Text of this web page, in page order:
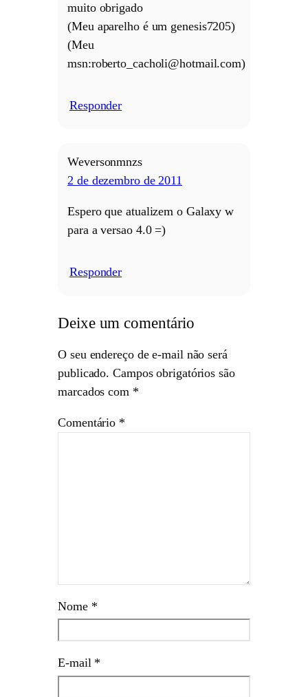
muito obrigado
(Meu aparelho é um genesis7205)
(Meu
msn:roberto_cacholi@hotmail.com)
Responder
Weversonmnzs
2 de dezembro de 2011
Espero que atualizem o Galaxy w
para a versao 4.0 =)
Responder
Deixe um comentário
O seu endereço de e-mail não será
publicado. Campos obrigatórios são
marcados com *
Comentário *
Nome *
E-mail *